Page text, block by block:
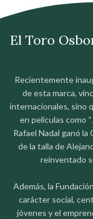
El Toro
Recientemente
de esta marca,
internacionales, sino
en películas como
Rafael Nadal ganó
de la talla de
reinventado
Además, la
carácter social,
jóvenes y el